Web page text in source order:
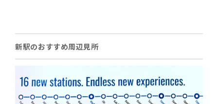
新駅のおすすめ周辺見所